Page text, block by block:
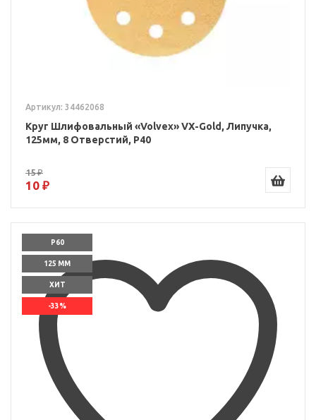
Артикул: 34462068
Круг Шлифовальный «Volvex» VX-Gold, Липучка,
125мм, 8 Отверстий, P40
15 ₽
10 ₽
P60
125 ММ
ХИТ
-33%